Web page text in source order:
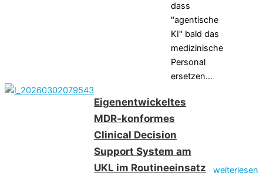
dass
"agentische
KI" bald das
medizinische
Personal
ersetzen...
Eigenentwickeltes
MDR-konformes
Clinical Decision
Support System am
UKL im Routineeinsatz
weiterlesen